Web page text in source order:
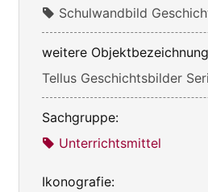
Schulwandbild
weitere
Tellus Geschichtsbilder
Sachgruppe:
Unterrichtsmittel
Ikonografie: